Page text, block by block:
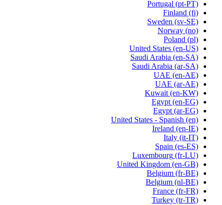
Portugal (pt-PT)
Finland (fi)
Sweden (sv-SE)
Norway (no)
Poland (pl)
United States (en-US)
Saudi Arabia (en-SA)
Saudi Arabia (ar-SA)
UAE (en-AE)
UAE (ar-AE)
Kuwait (en-KW)
Egypt (en-EG)
Egypt (ar-EG)
United States - Spanish (en)
Ireland (en-IE)
Italy (it-IT)
Spain (es-ES)
Luxembourg (fr-LU)
United Kingdom (en-GB)
Belgium (fr-BE)
Belgium (nl-BE)
France (fr-FR)
Turkey (tr-TR)